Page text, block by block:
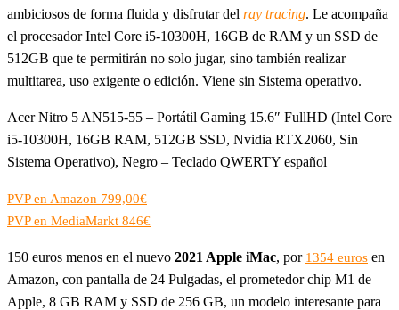
ambiciosos de forma fluida y disfrutar del ray tracing. Le acompaña
el procesador Intel Core i5-10300H, 16GB de RAM y un SSD de
512GB que te permitirán no solo jugar, sino también realizar
multitarea, uso exigente o edición. Viene sin Sistema operativo.
Acer Nitro 5 AN515-55 – Portátil Gaming 15.6″ FullHD (Intel Core
i5-10300H, 16GB RAM, 512GB SSD, Nvidia RTX2060, Sin
Sistema Operativo), Negro – Teclado QWERTY español
PVP en Amazon 799,00€
PVP en MediaMarkt 846€
150 euros menos en el nuevo 2021 Apple iMac, por 1354 euros en
Amazon, con pantalla de 24 Pulgadas, el prometedor chip M1 de
Apple, 8 GB RAM y SSD de 256 GB, un modelo interesante para